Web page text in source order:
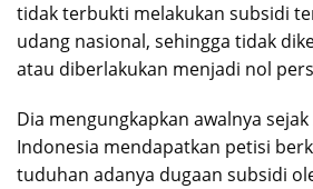
tidak terbukti melakukan subsidi
udang nasional, sehingga tidak
atau diberlakukan menjadi nol
Dia mengungkapkan awalnya
Indonesia mendapatkan petisi
tuduhan adanya dugaan subsidi